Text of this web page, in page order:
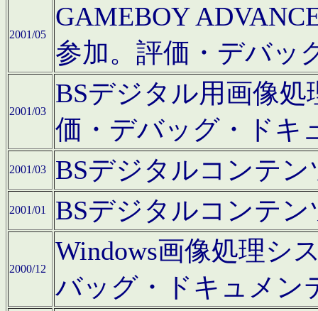
2001/05
GAMEBOY
参加。評価・デバッ
2001/03
BSデジタル用画像
価・デバッグ・ドキ
2001/03 BSデジタルコンテ
2001/01 BSデジタルコンテ
2000/12
Windows画像処理シ
バッグ・ドキュメン